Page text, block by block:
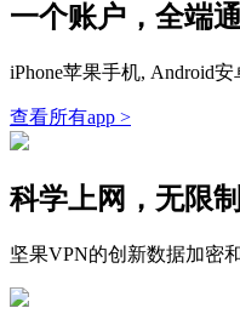
一个账户，全端
iPhone苹果手机, Android
查看所有app >
科学上网，无限
坚果VPN的创新数据加密